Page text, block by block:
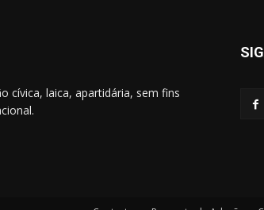
cívica, laica, apartidária, sem fins